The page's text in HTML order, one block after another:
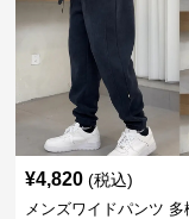
¥4,820 (税込)
メンズワイドパンツ 多